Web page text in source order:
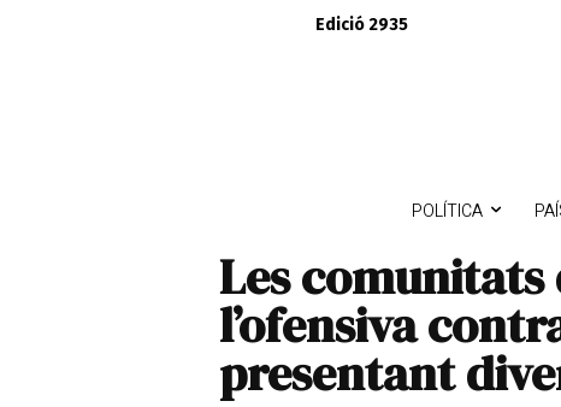
Edició 2935
POLÍTICA
Les
l’ofensiva
presentant